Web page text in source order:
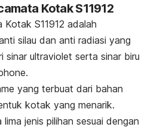
Kotak S11912
S11912 adalah
silau dan anti radiasi yang
sinar ultraviolet serta sinar biru
yang terbuat dari bahan
kotak yang menarik.
jenis pilihan sesuai dengan